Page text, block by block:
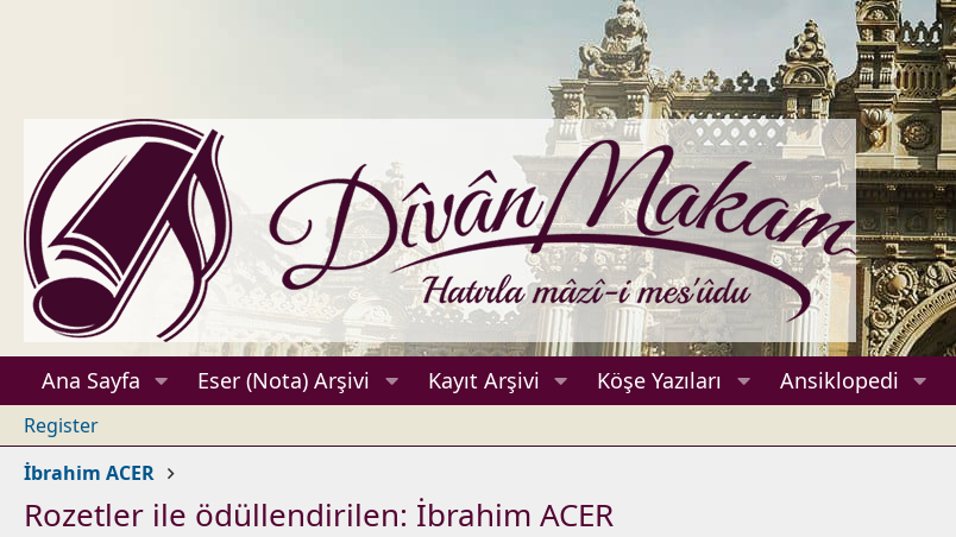
Ana Sayfa Eser (Nota) Arşivi Kayıt Arşivi Köşe Yazıları Ansiklopedi
Register
İbrahim ACER
Rozetler ile ödüllendirilen: İbrahim ACER